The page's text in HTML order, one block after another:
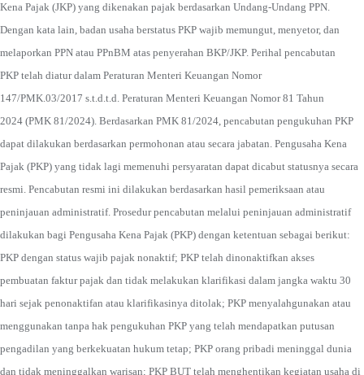
Kena Pajak (JKP) yang dikenakan pajak berdasarkan Undang-Undang PPN.
Dengan kata lain, badan usaha berstatus PKP wajib memungut, menyetor, dan
melaporkan PPN atau PPnBM atas penyerahan BKP/JKP. Perihal pencabutan
PKP telah diatur dalam Peraturan Menteri Keuangan Nomor
147/PMK.03/2017 s.t.d.t.d. Peraturan Menteri Keuangan Nomor 81 Tahun
2024 (PMK 81/2024). Berdasarkan PMK 81/2024, pencabutan pengukuhan PKP
dapat dilakukan berdasarkan permohonan atau secara jabatan. Pengusaha Kena
Pajak (PKP) yang tidak lagi memenuhi persyaratan dapat dicabut statusnya secara
resmi. Pencabutan resmi ini dilakukan berdasarkan hasil pemeriksaan atau
peninjauan administratif. Prosedur pencabutan melalui peninjauan administratif
dilakukan bagi Pengusaha Kena Pajak (PKP) dengan ketentuan sebagai berikut:
PKP dengan status wajib pajak nonaktif; PKP telah dinonaktifkan akses
pembuatan faktur pajak dan tidak melakukan klarifikasi dalam jangka waktu 30
hari sejak penonaktifan atau klarifikasinya ditolak; PKP menyalahgunakan atau
menggunakan tanpa hak pengukuhan PKP yang telah mendapatkan putusan
pengadilan yang berkekuatan hukum tetap; PKP orang pribadi meninggal dunia
dan tidak meninggalkan warisan; PKP BUT telah menghentikan kegiatan usaha di